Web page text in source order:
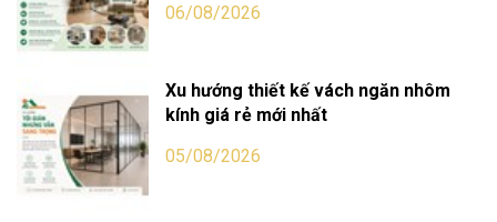
06/08/2026
Xu hướng thiết kế vách ngăn nhôm
kính giá rẻ mới nhất
05/08/2026